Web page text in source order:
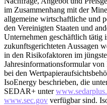
im Zusammenhang mit der
allgemeine wirtschaftliche und
den Vereinigten Staaten und
Unternehmen geschäftlich tätig
zukunftsgerichteten Aussagen
in den Risikofaktoren im
Jahresinformationsformular
bei den
IsoEnergy beschrieben, die
SEDAR+ unter
www.sec.gov verfügbar sind.